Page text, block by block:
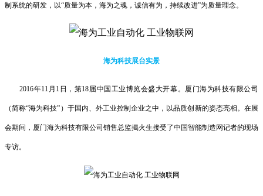
制系统的研发，以“质量为本，海为之魂，诚信有为，持续改进”为质量理念。
海为科技展台实景
2016年11月1日，第18届中国工业博览会盛大开幕。厦门海为科技有限公司
（简称“海为科技”）于国内、外工业控制企业之中，以品质创新的姿态亮相。在展
会期间，厦门海为科技有限公司销售总监揭火生接受了中国智能制造网记者的现场
专访。